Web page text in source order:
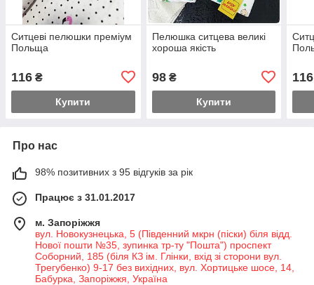
Ситцеві пелюшки преміум
Польща
116 ₴
Купити
Пелюшка ситцева великі
хороша якість
98₴
Купити
116
Про нас
98% позитивних з 95 відгуків за рік
Працює з 31.01.2017
м. Запоріжжя
вул. Новокузнецька, 5 (Південний мкрн (піски) біля відд.
Нової пошти №35, зупинка тр-ту "Пошта") проспект
Соборний, 185 (біля КЗ ім. Глінки, вхід зі сторони вул.
Трегубенко) 9-17 без вихідних, вул. Хортицьке шосе, 14,
Бабурка, Запоріжжя, Україна